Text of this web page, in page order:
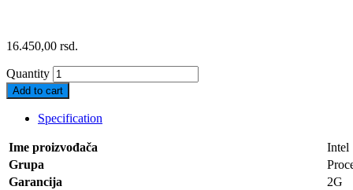
16.450,00 rsd.
Quantity
Add to cart
Specification
Ime proizvođača
Intel
Grupa
Garancija
2G